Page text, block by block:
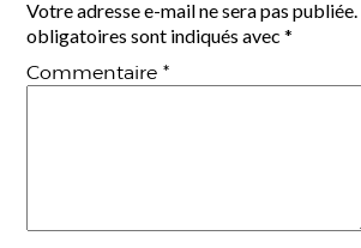
Votre adresse e-mail ne sera pas publiée.
obligatoires sont indiqués avec*
Commentaire*